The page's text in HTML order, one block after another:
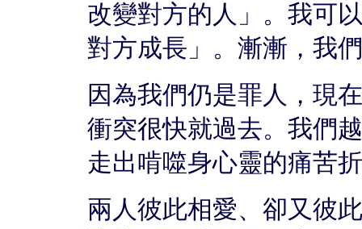
改變對方的人」。我可
對方成長」。漸漸，我
因為我們仍是罪人，現
衝突很快就過去。我們
走出啃噬身心靈的痛苦
兩人彼此相愛、卻又彼